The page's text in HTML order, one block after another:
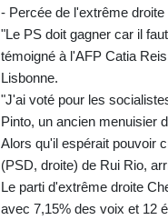
- Percée de l'extrême droite
"Le PS doit gagner car il
témoigné à l'AFP Catia
Lisbonne.
"J'ai voté pour les
Pinto, un ancien menuisier
Alors qu'il espérait pouvoir
(PSD, droite) de Rui Rio,
Le parti d'extrême droite
avec 7,15% des voix et 12